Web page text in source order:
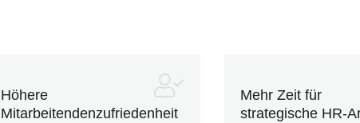
Höhere
Mitarbeitendenzufriedenheit
Mehr Zeit für
strategische HR-